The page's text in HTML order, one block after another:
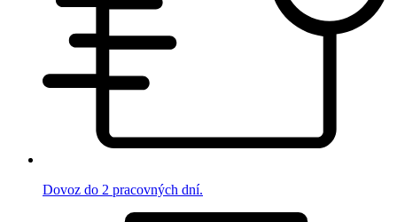
Dovoz do 2 pracovných dní.